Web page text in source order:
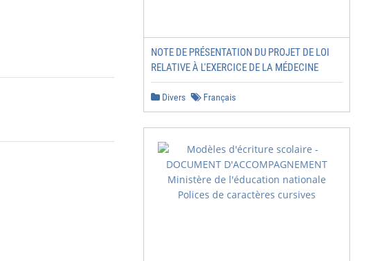
NOTE DE PRÉSENTATION DU PROJET DE LOI
RELATIVE À L'EXERCICE DE LA MÉDECINE
Divers Français